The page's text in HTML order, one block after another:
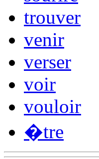
trouver
venir
verser
voir
vouloir
�tre